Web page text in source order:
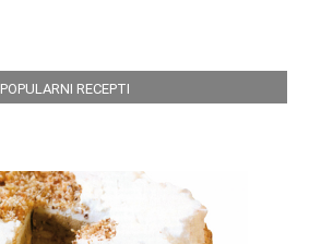
POPULARNI RECEPTI